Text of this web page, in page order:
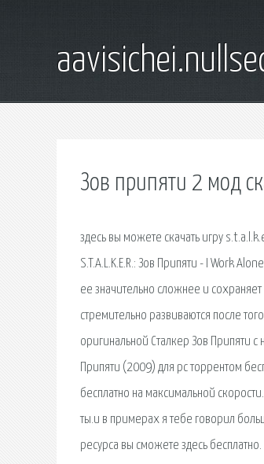
Зов припяти 2 мод
здесь вы можете скачать игру
S.T.A.L.K.E.R.: Зов Припяти - I Work
ее значительно сложнее и
стремительно развиваются после
оригинальной Сталкер Зов Припяти
Припяти (2009) для pc торрентом
бесплатно на максимальной
ты.и в примерах я тебе говорил
ресурса вы сможете здесь